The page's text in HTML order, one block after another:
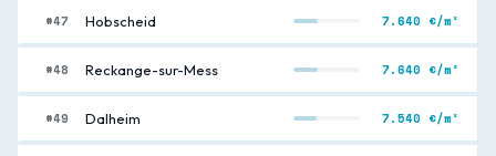
#47 Hobscheid 7.640 €/m²
#48 Reckange-sur-Mess 7.640 €/m²
#49 Dalheim 7.540 €/m²